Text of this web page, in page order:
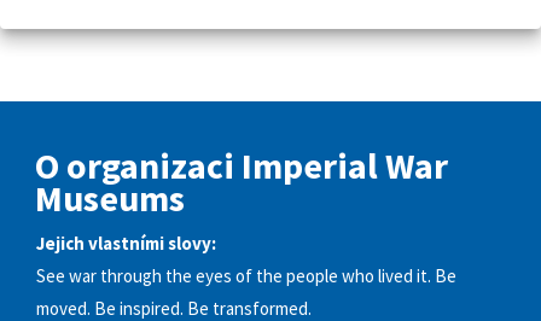
O organizaci Imperial War
Museums
Jejich vlastními slovy:
See war through the eyes of the people who lived it. Be
moved. Be inspired. Be transformed.